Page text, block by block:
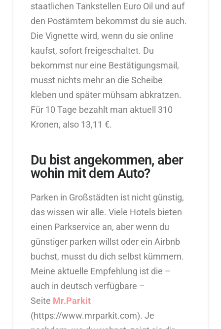
staatlichen Tankstellen Euro Oil und auf
den Postämtern bekommst du sie auch.
Die Vignette wird, wenn du sie online
kaufst, sofort freigeschaltet. Du
bekommst nur eine Bestätigungsmail,
musst nichts mehr an die Scheibe
kleben und später mühsam abkratzen.
Für 10 Tage bezahlt man aktuell 310
Kronen, also 13,11 €.
Du bist angekommen, aber
wohin mit dem Auto?
Parken in Großstädten ist nicht günstig,
das wissen wir alle. Viele Hotels bieten
einen Parkservice an, aber wenn du
günstiger parken willst oder ein Airbnb
buchst, musst du dich selbst kümmern.
Meine aktuelle Empfehlung ist die –
auch in deutsch verfügbare –
Seite Mr.Parkit
(https://www.mrparkit.com). Je